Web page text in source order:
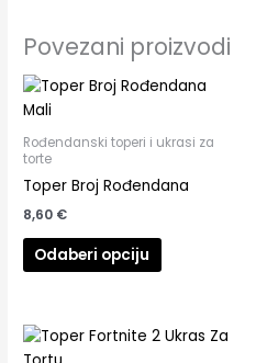
Povezani proizvodi
Rođendanski toperi i ukrasi za
torte
Toper Broj Rođendana
8,60 €
Odaberi opciju